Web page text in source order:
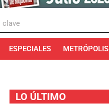
ESPECIALES METRÓPOLIS
LO ÚLTIMO